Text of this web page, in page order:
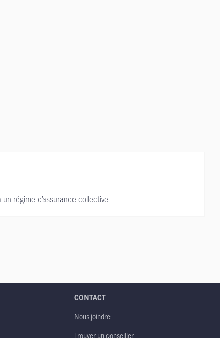
régime d’assurance collective
CONTACT
Nous joindre
Trouver un conseiller